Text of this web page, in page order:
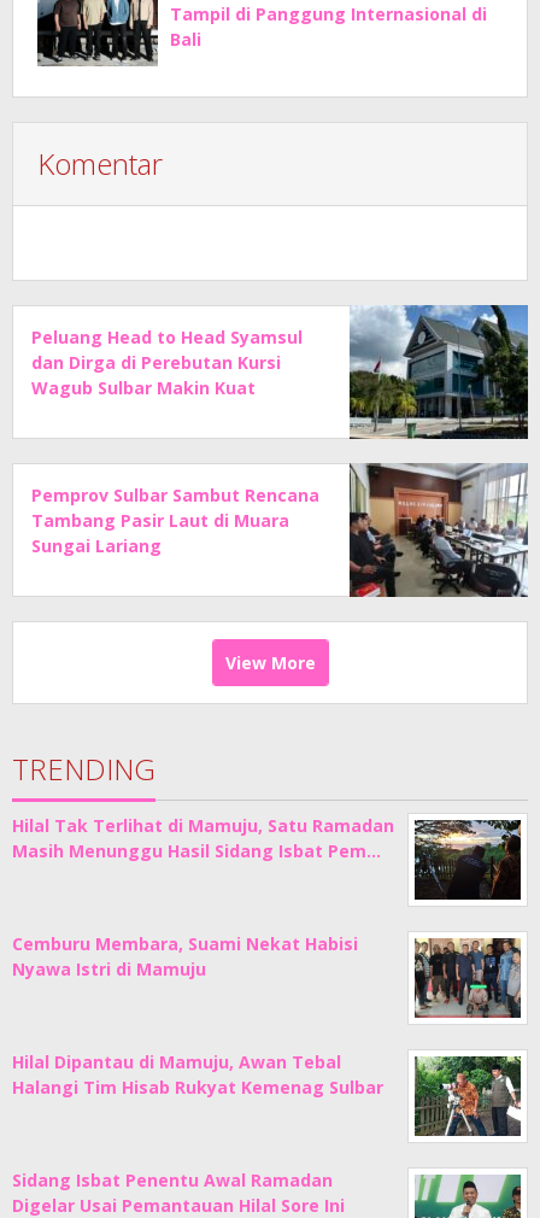
Tampil di Panggung Internasional di
Bali
Komentar
Peluang Head to Head Syamsul
dan Dirga di Perebutan Kursi
Wagub Sulbar Makin Kuat
Pemprov Sulbar Sambut Rencana
Tambang Pasir Laut di Muara
Sungai Lariang
View More
TRENDING
Hilal Tak Terlihat di Mamuju, Satu Ramadan
Masih Menunggu Hasil Sidang Isbat Pem…
Cemburu Membara, Suami Nekat Habisi
Nyawa Istri di Mamuju
Hilal Dipantau di Mamuju, Awan Tebal
Halangi Tim Hisab Rukyat Kemenag Sulbar
Sidang Isbat Penentu Awal Ramadan
Digelar Usai Pemantauan Hilal Sore Ini